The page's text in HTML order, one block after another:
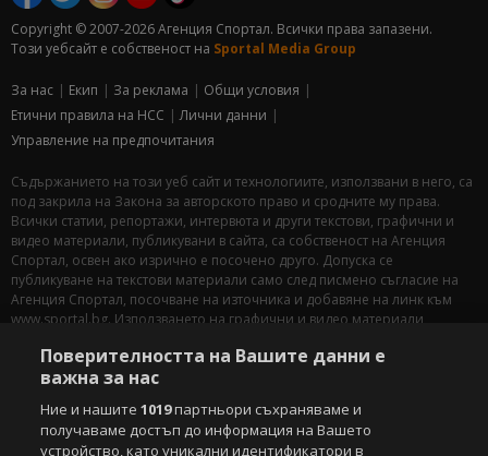
Copyright © 2007-2026 Агенция Спортал. Всички права запазени.
Този уебсайт е собственост на Sportal Media Group
За нас Екип За рекламa
Общи условия
Етични правила на НСС
Лични данни
Управление на предпочитания
Съдържанието на този уеб сайт и технологиите, използвани в него, са
под закрила на Закона за авторското право и сродните му права.
Всички статии, репортажи, интервюта и други текстови, графични и
видео материали, публикувани в сайта, са собственост на Агенция
Спортал, освен ако изрично е посочено друго. Допуска се
публикуване на текстови материали само след писмено съгласие на
Агенция Спортал, посочване на източника и добавяне на линк към
www.sportal.bg. Използването на графични и видео материали,
санкционирани с цялата строгост на закона.
Android
Поверителността на Вашите данни е
важна за нас
Ние и нашите1019партньори съхраняваме и
получаваме достъп до информация на Вашето
устройство, като уникални идентификатори в